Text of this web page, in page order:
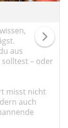
aus
– oder
misst nicht
auch